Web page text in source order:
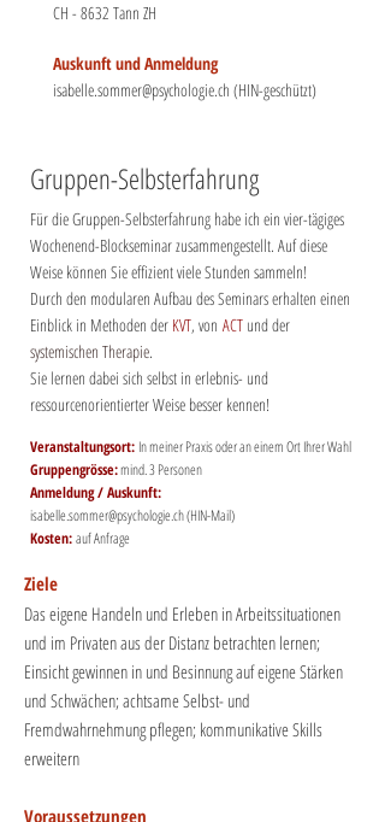
CH - 8632 Tann ZH
Auskunft und Anmeldung
isabelle.sommer@psychologie.ch (HIN-geschützt)
Gruppen-Selbsterfahrung
Für die Gruppen-Selbsterfahrung habe ich ein vier-tägiges
Wochenend-Blockseminar zusammengestellt. Auf diese
Weise können Sie effizient viele Stunden sammeln!
Durch den modularen Aufbau des Seminars erhalten einen
Einblick in Methoden der KVT, von ACT und der
systemischen Therapie.
Sie lernen dabei sich selbst in erlebnis- und
ressourcenorientierter Weise besser kennen!
Veranstaltungsort: In meiner Praxis oder an einem Ort Ihrer Wahl
Gruppengrösse:mind. 3 Personen
Anmeldung / Auskunft:
isabelle.sommer@psychologie.ch(HIN-Mail)
Kosten:auf Anfrage
Ziele
Das eigene Handeln und Erleben in Arbeitssituationen
und im Privaten aus der Distanz betrachten lernen;
Einsicht gewinnen in und Besinnung auf eigene Stärken
und Schwächen; achtsame Selbst- und
Fremdwahrnehmung pflegen; kommunikative Skills
erweitern
Voraussetzungen